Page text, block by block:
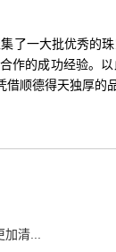
了一大批优秀的
作的成功经验。
顺德得天独厚的
清...